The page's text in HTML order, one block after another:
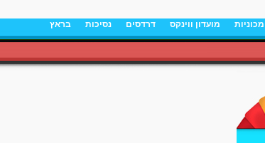
מכוניות מועדון ווינקס דרדסים נסיכות בראץ